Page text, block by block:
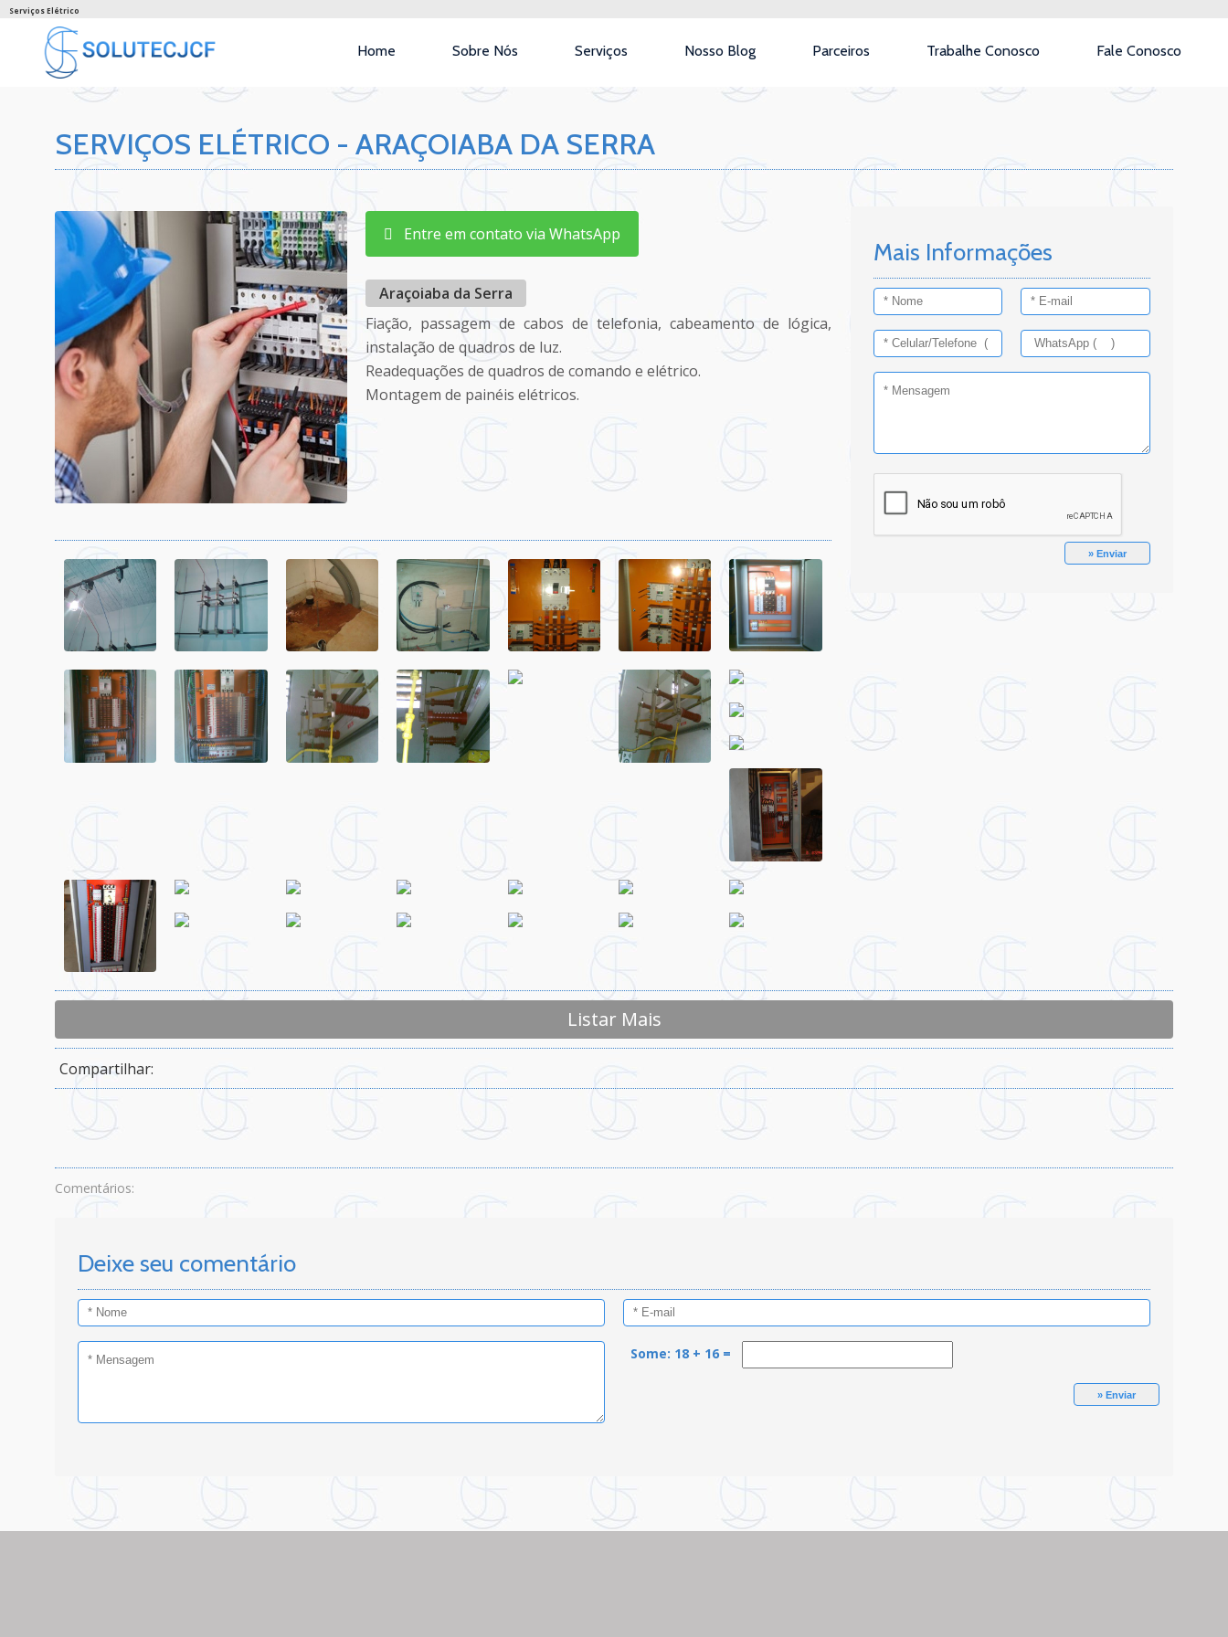
Serviços Elétrico
Home Sobre Nós Serviços Nosso Blog Parceiros Trabalhe Conosco Fale Conosco
SERVIÇOS ELÉTRICO - ARAÇOIABA DA SERRA
Entre em contato via WhatsApp
Araçoiaba da Serra
Fiação, passagem de cabos de telefonia, cabeamento de lógica,
instalação de quadros de luz.
Readequações de quadros de comando e elétrico.
Montagem de painéis elétricos.
Mais Informações
Listar Mais
Compartilhar:
Comentários:
Deixe seu comentário
Some: 18 + 16 =